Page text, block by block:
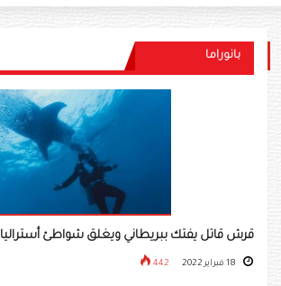
بانوراما
قرش قاتل يفتك ببريطاني ويغلق شواطئ أستراليا
442